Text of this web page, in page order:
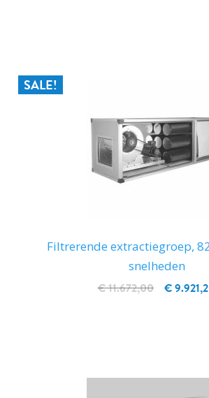
SALE!
Filtrerende extractiegroep,
snelheden
€
€ 11.672,00